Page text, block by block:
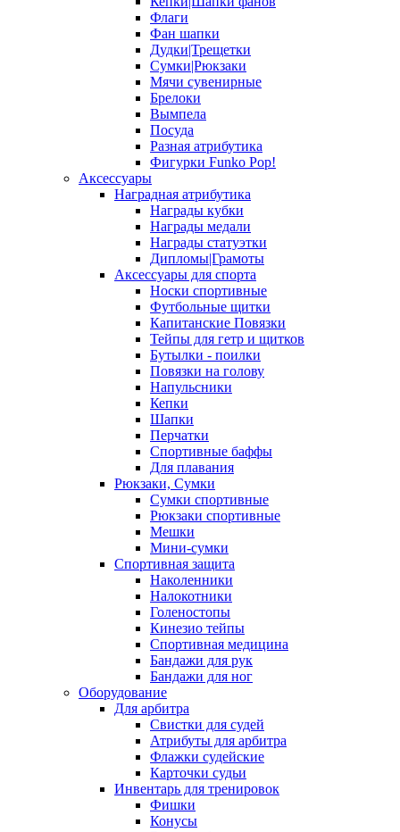
Флаги
Фан шапки
Дудки|Трещетки
Сумки|Рюкзаки
Мячи сувенирные
Брелоки
Вымпела
Посуда
Разная атрибутика
Фигурки Funko Pop!
Аксессуары
Наградная атрибутика
Награды кубки
Награды медали
Награды статуэтки
Дипломы|Грамоты
Аксессуары для спорта
Носки спортивные
Футбольные щитки
Капитанские Повязки
Тейпы для гетр и щитков
Бутылки - поилки
Повязки на голову
Напульсники
Кепки
Шапки
Перчатки
Спортивные баффы
Для плавания
Рюкзаки, Сумки
Сумки спортивные
Рюкзаки спортивные
Мешки
Мини-сумки
Спортивная защита
Наколенники
Налокотники
Голеностопы
Кинезио тейпы
Спортивная медицина
Бандажи для рук
Бандажи для ног
Оборудование
Для арбитра
Свистки для судей
Атрибуты для арбитра
Флажки судейские
Карточки судьи
Инвентарь для тренировок
Фишки
Конусы